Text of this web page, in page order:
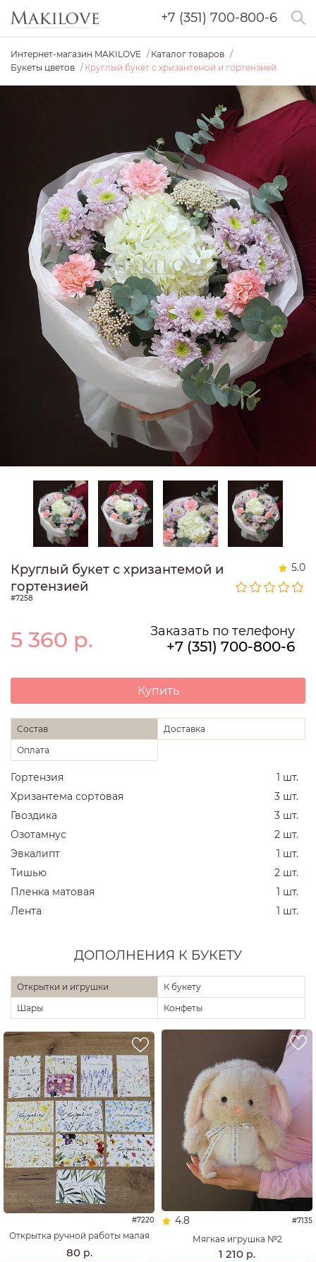
+7 (351) 700-800-6
Интернет-магазин MAKILOVE
Каталог товаров
Букеты цветов
Круглый букет с хризантемой и гортензией
Круглый букет с хризантемой и
гортензией
5.0
#7258
5 360 р. Заказать по телефону
+7 (351) 700-800-6
Купить
Состав
Доставка
Оплата
Гортензия
1 шт.
Хризантема сортовая
3 шт.
Гвоздика
3 шт.
Озотамнус
2 шт.
Эвкалипт
1 шт.
Тишью
2 шт.
Пленка матовая
1 шт.
Лента
1 шт.
ДОПОЛНЕНИЯ К БУКЕТУ
Открытки и игрушки
К букету
Шары
Конфеты
#7220
Открытка ручной работы малая
80 р.
4.8 #7135
Мягкая игрушка №2
1 210 р.